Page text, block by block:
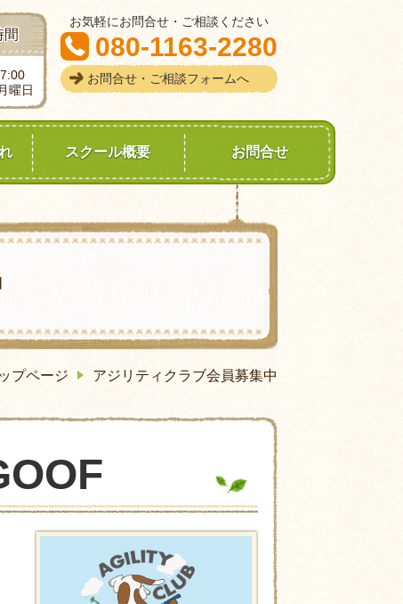
間
曜日
お気軽にお問合せ・ご相談ください
080-1163-2280
お問合せ・ご相談フォームへ
スクール概要 お問合せ
プページ アジリティクラブ会員募集中